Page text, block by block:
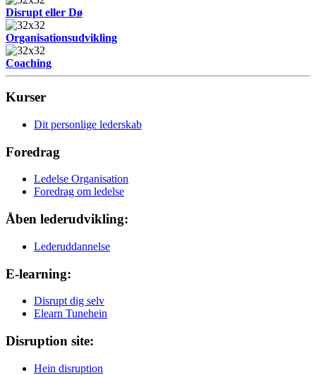
Disrupt eller Dø
Organisationsudvikling
Coaching
Kurser
Dit personlige lederskab
Foredrag
Ledelse Organisation
Foredrag om ledelse
Åben lederudvikling:
Lederuddannelse
E-learning:
Disrupt dig selv
Elearn Tunehein
Disruption site:
Hein disruption